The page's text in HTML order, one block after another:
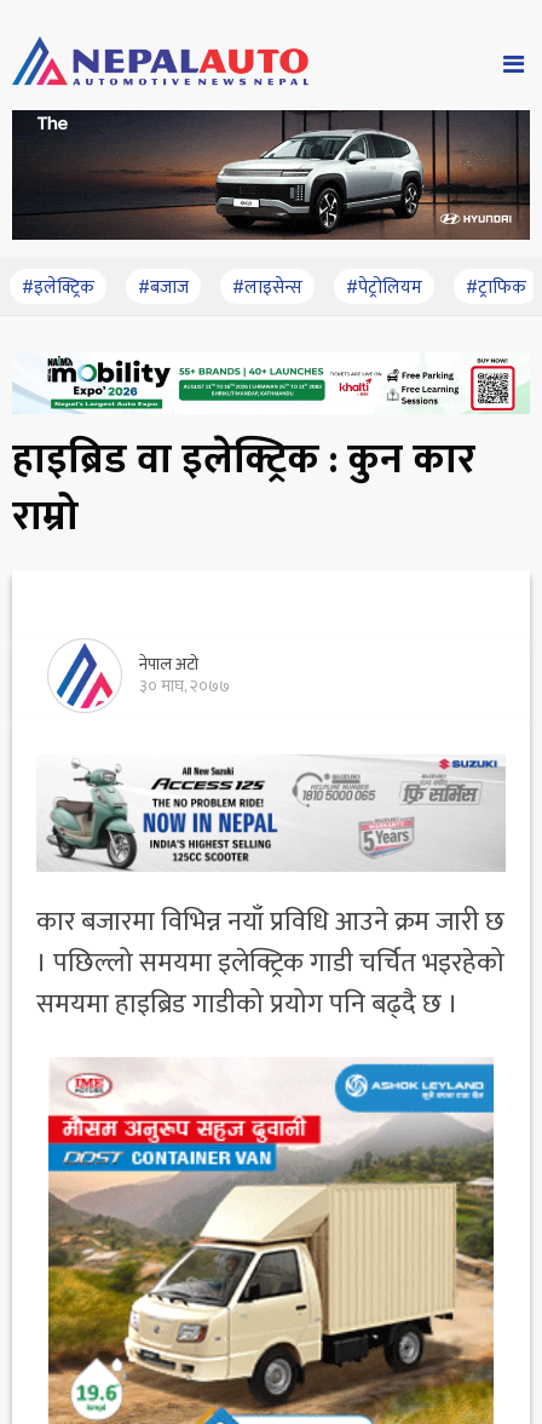
#इलेक्ट्रिक #बजाज #लाइसेन्स #पेट्रोलियम #ट्राफिक
हाइब्रिड वा इलेक्ट्रिक : कुन कार
राम्रो
नेपाल अटो
३० माघ, २०७७
कार बजारमा विभिन्न नयाँ प्रविधि आउने क्रम जारी छ
। पछिल्लो समयमा इलेक्ट्रिक गाडी चर्चित भइरहेको
समयमा हाइब्रिड गाडीको प्रयोग पनि बढ्दै छ ।